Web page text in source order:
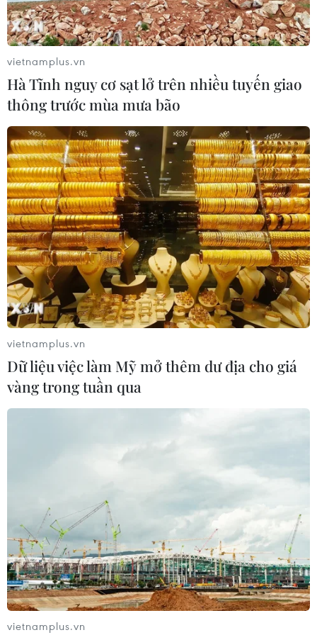
vietnamplus.vn
Hà Tĩnh nguy cơ sạt lở trên nhiều tuyến giao
thông trước mùa mưa bão
vietnamplus.vn
Dữ liệu việc làm Mỹ mở thêm dư địa cho giá
vàng trong tuần qua
vietnamplus.vn